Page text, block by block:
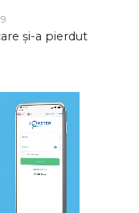
și-a pierdut